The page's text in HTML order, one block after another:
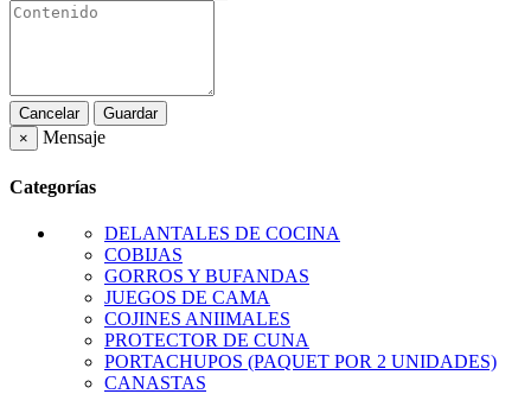
Cancelar
Guardar
×
Mensaje
Categorías
DELANTALES DE COCINA
COBIJAS
GORROS Y BUFANDAS
JUEGOS DE CAMA
COJINES ANIIMALES
PROTECTOR DE CUNA
PORTACHUPOS (PAQUET POR 2 UNIDADES)
CANASTAS